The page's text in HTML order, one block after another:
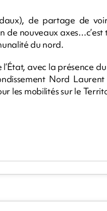
de partage de
de nouveaux
du nord.
avec la présence
Nord
les mobilités sur le